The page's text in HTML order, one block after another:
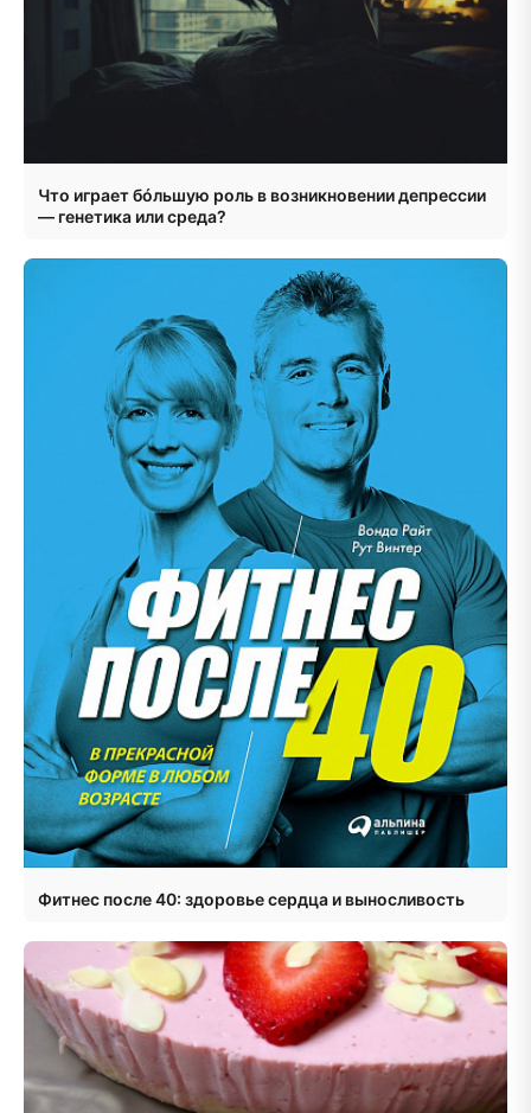
Что играет бóльшую роль в возникновении депрессии
— генетика или среда?
Фитнес после 40: здоровье сердца и выносливость